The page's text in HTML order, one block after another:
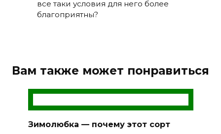
все таки условия для него более
благоприятны?
Вам также может понравиться
Зимолюбка — почему этот сорт